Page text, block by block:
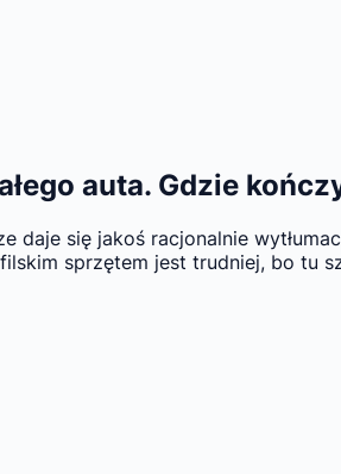
auta. Gdzie
daje się jakoś racjonalnie
sprzętem jest trudniej, bo